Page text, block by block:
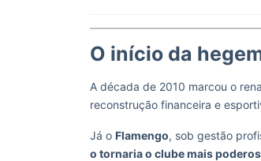
O início da
A década de 2010 marcou o
reconstrução financeira e
Já o Flamengo, sob gestão
o tornaria o clube mais